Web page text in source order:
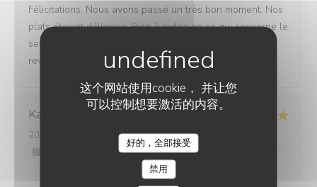
这个网站使用cookie， 并让您
可以控制想要激活的内容。
好的，全部接受
禁用
Félicitations. Nous avons passé un très bon moment. Nos
plats étaient délicieux. Rien à redire en ce qui concerne le
service. Tout était parfait. Nous allons être obligés de
revenir🤣
Karen
2026-07-24
- 13:00 - 来宾 2
服务
菜单:5/5 质价比:5